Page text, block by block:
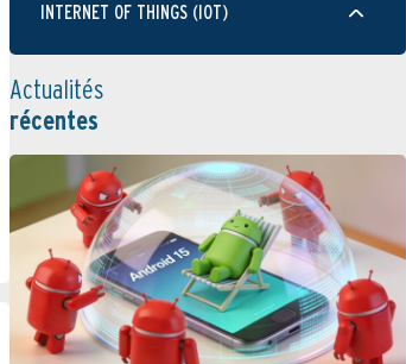
INTERNET OF THINGS (IOT)
Actualités
récentes